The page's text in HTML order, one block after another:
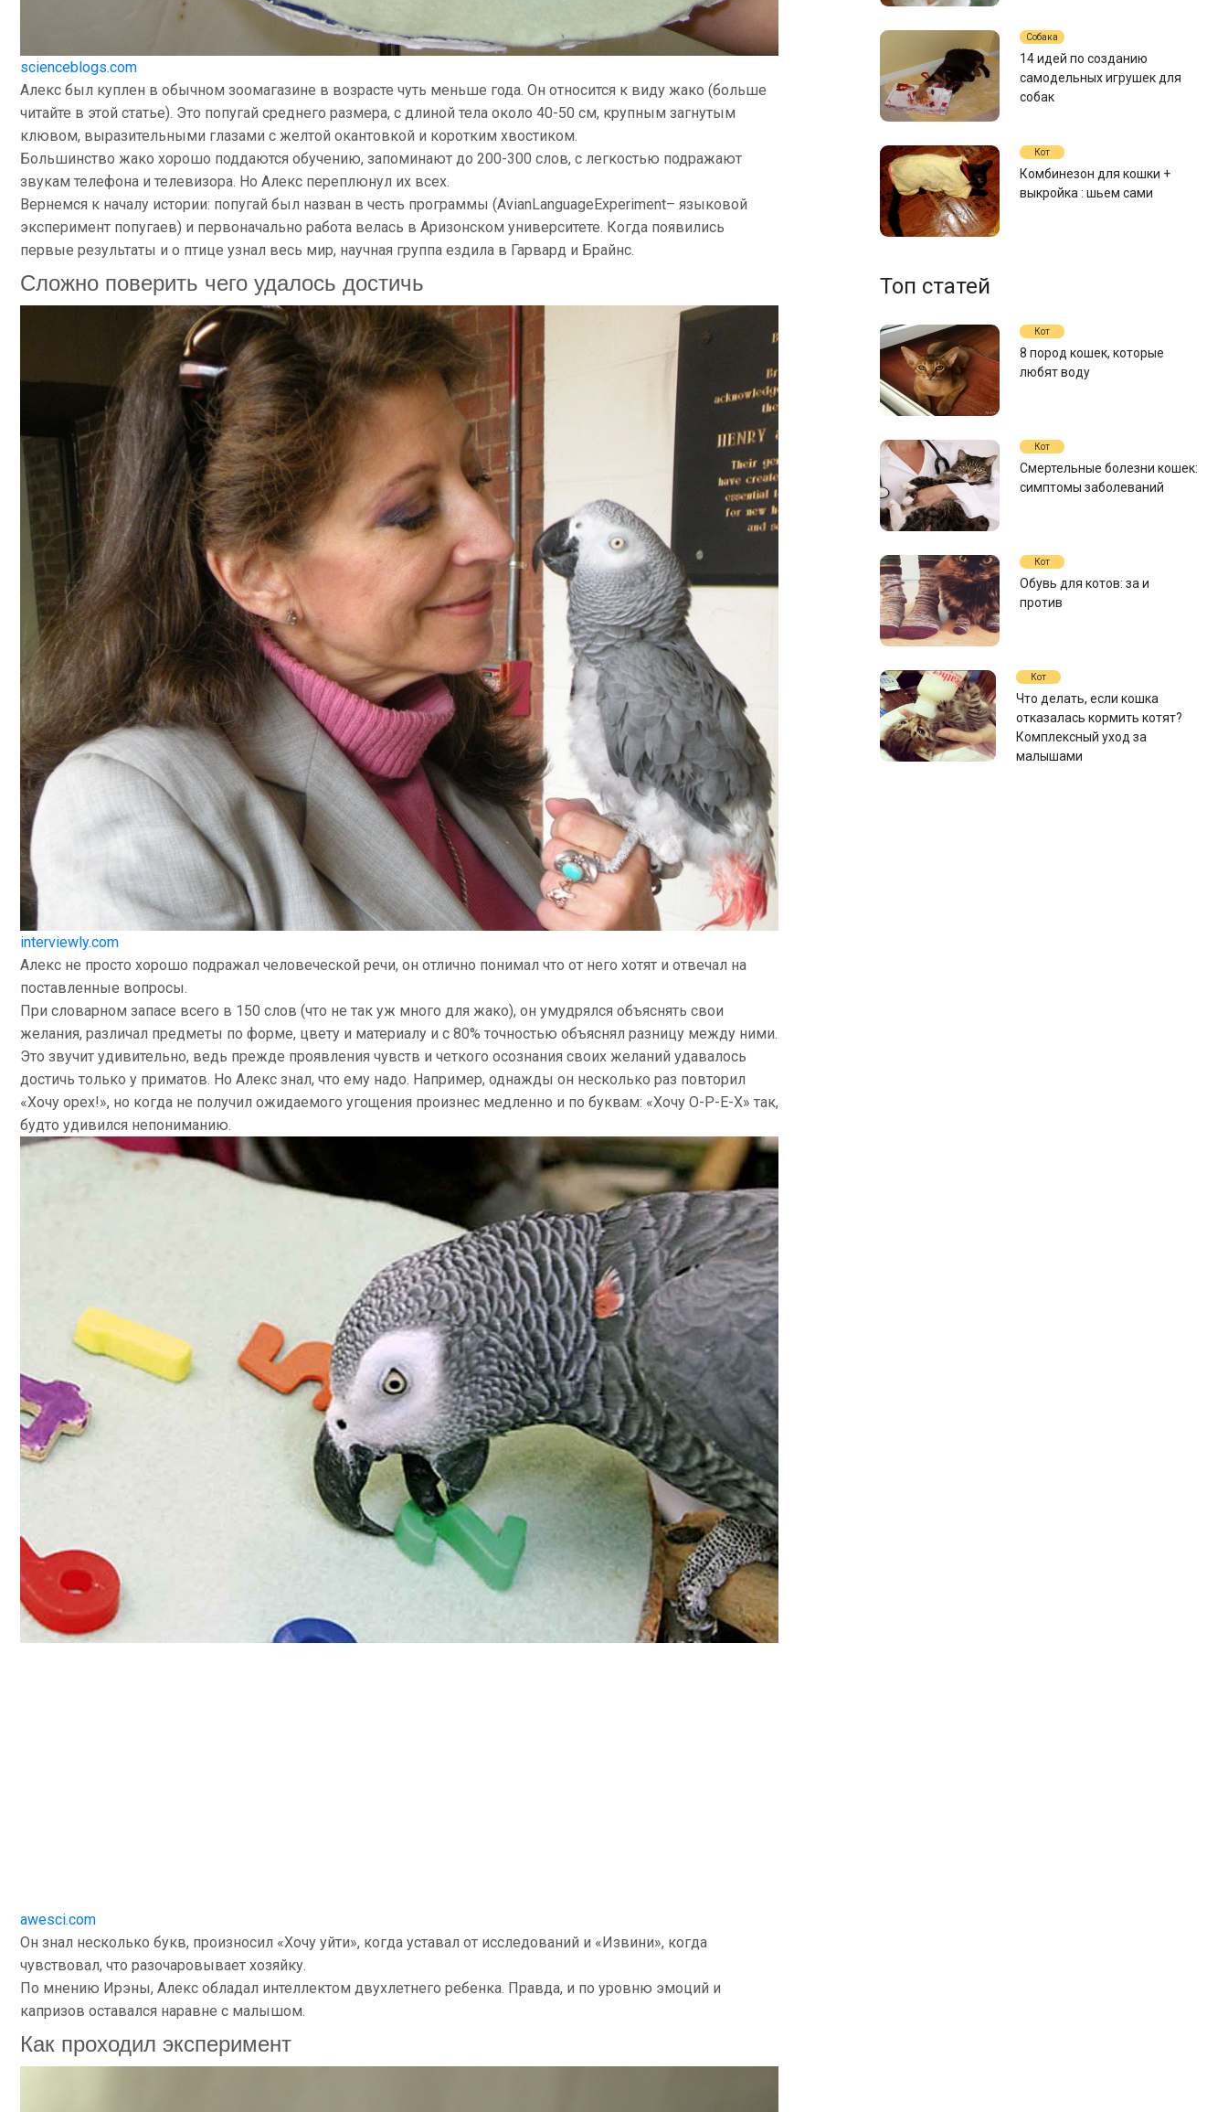
scienceblogs.com
Алекс был куплен в обычном зоомагазине в возрасте чуть меньше года. Он относится к виду жако (больше
читайте в этой статье). Это попугай среднего размера, с длиной тела около 40-50 см, крупным загнутым
клювом, выразительными глазами с желтой окантовкой и коротким хвостиком.
Большинство жако хорошо поддаются обучению, запоминают до 200-300 слов, с легкостью подражают
звукам телефона и телевизора. Но Алекс переплюнул их всех.
Вернемся к началу истории: попугай был назван в честь программы (AvianLanguageExperiment– языковой
эксперимент попугаев) и первоначально работа велась в Аризонском университете. Когда появились
первые результаты и о птице узнал весь мир, научная группа ездила в Гарвард и Брайнс.
Сложно поверить чего удалось достичь
interviewly.com
Алекс не просто хорошо подражал человеческой речи, он отлично понимал что от него хотят и отвечал на
поставленные вопросы.
При словарном запасе всего в 150 слов (что не так уж много для жако), он умудрялся объяснять свои
желания, различал предметы по форме, цвету и материалу и с 80% точностью объяснял разницу между ними.
Это звучит удивительно, ведь прежде проявления чувств и четкого осознания своих желаний удавалось
достичь только у приматов. Но Алекс знал, что ему надо. Например, однажды он несколько раз повторил
«Хочу орех!», но когда не получил ожидаемого угощения произнес медленно и по буквам: «Хочу О-Р-Е-Х» так,
будто удивился непониманию.
awesci.com
Он знал несколько букв, произносил «Хочу уйти», когда уставал от исследований и «Извини», когда
чувствовал, что разочаровывает хозяйку.
По мнению Ирэны, Алекс обладал интеллектом двухлетнего ребенка. Правда, и по уровню эмоций и
капризов оставался наравне с малышом.
Как проходил эксперимент
Собака
14 идей по созданию
самодельных игрушек для
собак
Кот
Комбинезон для кошки +
выкройка : шьем сами
Топ статей
Кот
8 пород кошек, которые
любят воду
Кот
Смертельные болезни кошек:
симптомы заболеваний
Кот
Обувь для котов: за и
против
Кот
Что делать, если кошка
отказалась кормить котят?
Комплексный уход за
малышами